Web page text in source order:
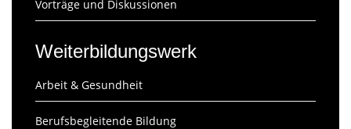
Vorträge und Diskussionen
Weiterbildungswerk
Arbeit & Gesundheit
Berufsbegleitende Bildung